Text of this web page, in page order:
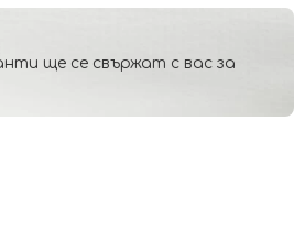
ще се свържат с вас за